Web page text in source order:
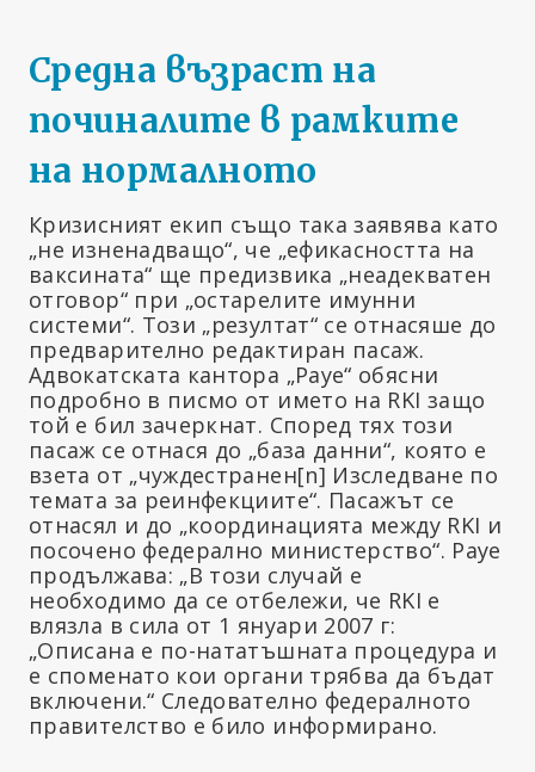
Средна възраст на
починалите в рамките
на нормалното
Кризисният екип също така заявява като
„не изненадващо“, че „ефикасността на
ваксината“ ще предизвика „неадекватен
отговор“ при „остарелите имунни
системи“. Този „резултат“ се отнасяше до
предварително редактиран пасаж.
Адвокатската кантора „Рауе“ обясни
подробно в писмо от името на RKI защо
той е бил зачеркнат. Според тях този
пасаж се отнася до „база данни“, която е
взета от „чуждестранен[n] Изследване по
темата за реинфекциите“. Пасажът се
отнасял и до „координацията между RKI и
посочено федерално министерство“. Рауе
продължава: „В този случай е
необходимо да се отбележи, че RKI е
влязла в сила от 1 януари 2007 г:
„Описана е по-нататъшната процедура и
е споменато кои органи трябва да бъдат
включени.“ Следователно федералното
правителство е било информирано.